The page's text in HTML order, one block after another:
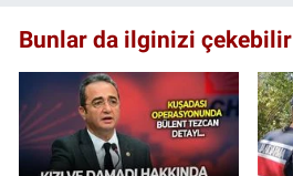
Bunlar da ilginizi çekebilir